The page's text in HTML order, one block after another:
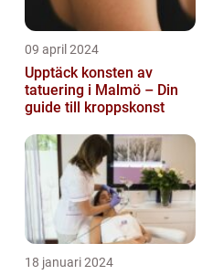
09 april 2024
Upptäck konsten av
tatuering i Malmö – Din
guide till kroppskonst
18 januari 2024